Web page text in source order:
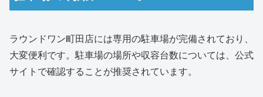
ラウンドワン町田店には専用の駐車場が完備されており、
大変便利です。駐車場の場所や収容台数については、公式
サイトで確認することが推奨されています。